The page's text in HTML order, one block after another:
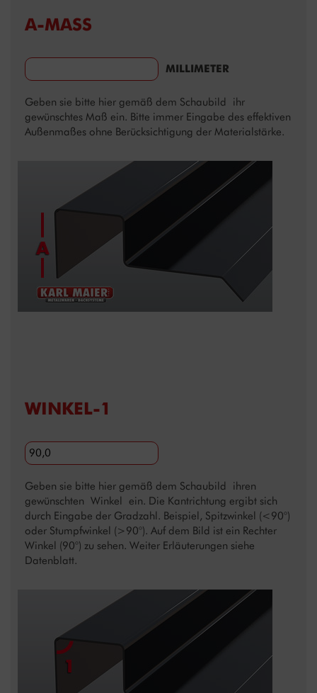
A-MASS
MILLIMETER
Geben sie bitte hier gemäß dem Schaubild ihr
gewünschtes Maß ein. Bitte immer Eingabe des effektiven
Außenmaßes ohne Berücksichtigung der Materialstärke.
WINKEL-1
Geben sie bitte hier gemäß dem Schaubild ihren
gewünschten Winkel ein. Die Kantrichtung ergibt sich
durch Eingabe der Gradzahl. Beispiel, Spitzwinkel (<90°)
oder Stumpfwinkel (>90°). Auf dem Bild ist ein Rechter
Winkel (90°) zu sehen. Weiter Erläuterungen siehe
Datenblatt.